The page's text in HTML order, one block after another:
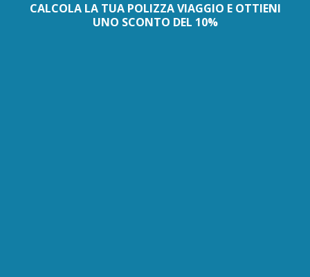
CALCOLA LA TUA POLIZZA VIAGGIO E OTTIENI
UNO SCONTO DEL 10%